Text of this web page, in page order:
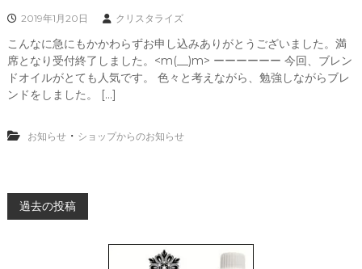
2019年1月20日 クリスタライズ
こんなに急にもかかわらずお申し込みありがとうございました。満
席となり受付終了しました。<m(__)m> ーーーーーー 今回、ブレン
ドオイルがとても人気です。 色々と考えながら、勉強しながらブレ
ンドをしました。 […]
お知らせ・ ショップからのお知らせ
投
過去の投稿